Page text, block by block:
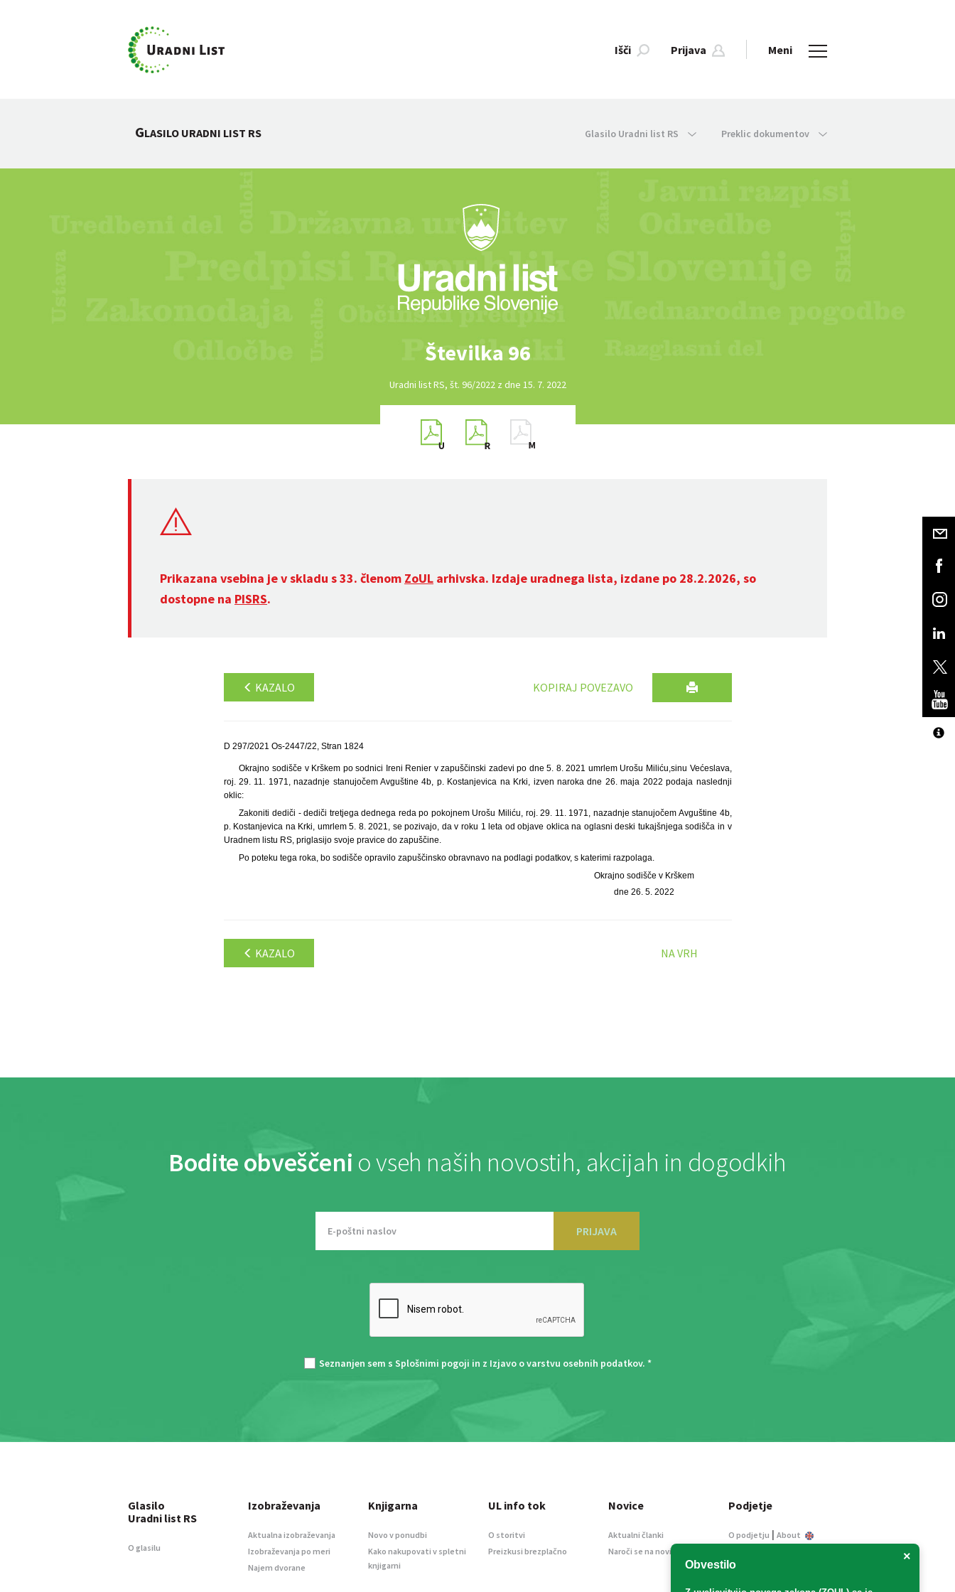
Išči Prijava Meni
GLASILO URADNI LIST RS Glasilo Uradni list RS Preklic dokumentov
Številka 96
Uradni list RS, št. 96/2022 z dne 15. 7. 2022
Prikazana vsebina je v skladu s 33. členom ZoUL arhivska. Izdaje uradnega lista, izdane po 28.2.2026, so
dostopne na PISRS.
KAZALO KOPIRAJ POVEZAVO
D 297/2021 Os-2447/22, Stran 1824
Okrajno sodišče v Krškem po sodnici Ireni Renier v zapuščinski zadevi po dne 5. 8. 2021 umrlem Urošu Miliću,sinu Većeslava,
roj. 29. 11. 1971, nazadnje stanujočem Avguštine 4b, p. Kostanjevica na Krki, izven naroka dne 26. maja 2022 podaja naslednji
oklic:
Zakoniti dediči - dediči tretjega dednega reda po pokojnem Urošu Miliću, roj. 29. 11. 1971, nazadnje stanujočem Avguštine 4b,
p. Kostanjevica na Krki, umrlem 5. 8. 2021, se pozivajo, da v roku 1 leta od objave oklica na oglasni deski tukajšnjega sodišča in v
Uradnem listu RS, priglasijo svoje pravice do zapuščine.
Po poteku tega roka, bo sodišče opravilo zapuščinsko obravnavo na podlagi podatkov, s katerimi razpolaga.
Okrajno sodišče v Krškem
dne 26. 5. 2022
KAZALO NA VRH
Bodite obveščeni o vseh naših novostih, akcijah in dogodkih
PRIJAVA
Seznanjen sem s Splošnimi pogoji in z Izjavo o varstvu osebnih podatkov. *
×
Obvestilo
Glasilo
Uradni list RS
O glasilu
Izobraževanja
Aktualna izobraževanja
Izobraževanja po meri
Najem dvorane
Knjigarna
Novo v ponudbi
Kako nakupovati v spletni
knjigarni
UL info tok
O storitvi
Preizkusi brezplačno
Novice
Aktualni članki
Naroči se na novice
Podjetje
O podjetju | About
Informacije javnega